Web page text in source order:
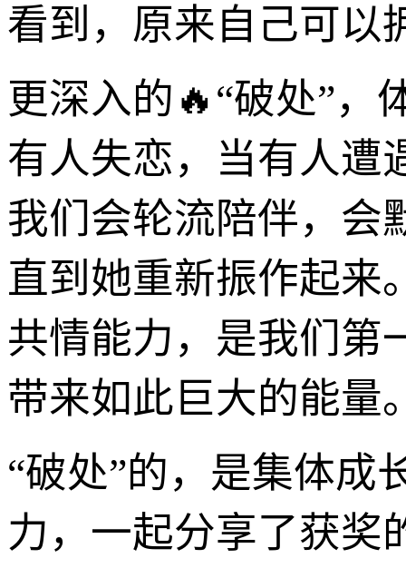
看到，原来自己可以
更深入的🔥“破处”，
有人失恋，当有人遭
我们会轮流陪伴，会
直到她重新振作起来
共情能力，是我们第
带来如此巨大的能量
“破处”的，是集体成
力，一起分享了获奖